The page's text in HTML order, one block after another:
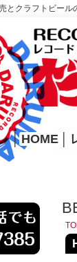
とクラフトビー
│ HOME